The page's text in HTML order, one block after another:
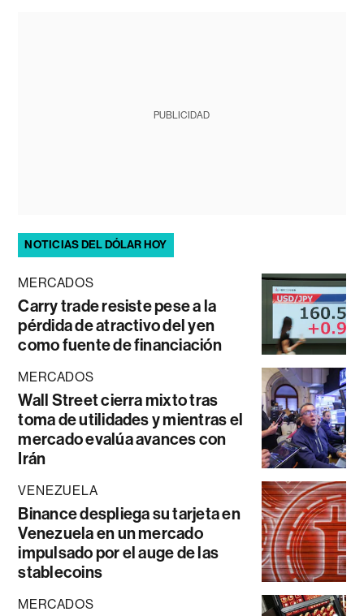
PUBLICIDAD
NOTICIAS DEL DÓLAR HOY
MERCADOS
Carry trade resiste pese a la
pérdida de atractivo del yen
como fuente de financiación
MERCADOS
Wall Street cierra mixto tras
toma de utilidades y mientras el
mercado evalúa avances con
Irán
VENEZUELA
Binance despliega su tarjeta en
Venezuela en un mercado
impulsado por el auge de las
stablecoins
MERCADOS